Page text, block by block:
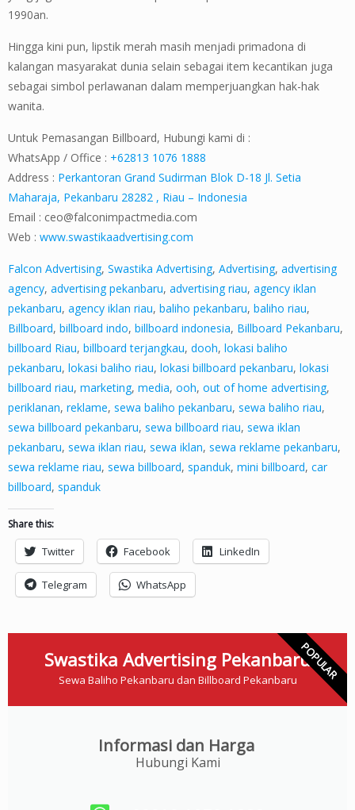
1990an.
Hingga kini pun, lipstik merah masih menjadi primadona di
kalangan masyarakat dunia selain sebagai item kecantikan juga
sebagai simbol perlawanan dalam memperjuangkan hak-hak
wanita.
Untuk Pemasangan Billboard, Hubungi kami di :
WhatsApp / Office : +62813 1076 1888
Address : Perkantoran Grand Sudirman Blok D-18 Jl. Setia
Maharaja, Pekanbaru 28282 , Riau – Indonesia
Email : ceo@falconimpactmedia.com
Web : www.swastikaadvertising.com
Falcon Advertising, Swastika Advertising, Advertising, advertising
agency, advertising pekanbaru, advertising riau, agency iklan
pekanbaru, agency iklan riau, baliho pekanbaru, baliho riau,
Billboard, billboard indo, billboard indonesia, Billboard Pekanbaru,
billboard Riau, billboard terjangkau, dooh, lokasi baliho
pekanbaru, lokasi baliho riau, lokasi billboard pekanbaru, lokasi
billboard riau, marketing, media, ooh, out of home advertising,
periklanan, reklame, sewa baliho pekanbaru, sewa baliho riau,
sewa billboard pekanbaru, sewa billboard riau, sewa iklan
pekanbaru, sewa iklan riau, sewa iklan, sewa reklame pekanbaru,
sewa reklame riau, sewa billboard, spanduk, mini billboard, car
billboard, spanduk
Share this:
Twitter Facebook LinkedIn
Telegram WhatsApp
Swastika Advertising Pekanbaru
Sewa Baliho Pekanbaru dan Billboard Pekanbaru
Informasi dan Harga
Hubungi Kami
POPULAR